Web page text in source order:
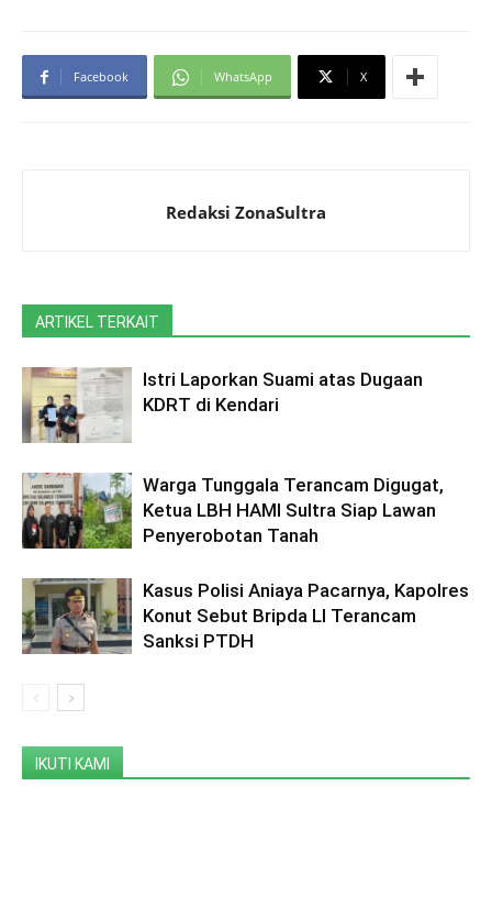
Facebook WhatsApp X
Redaksi ZonaSultra
ARTIKEL TERKAIT
Istri Laporkan Suami atas Dugaan
KDRT di Kendari
Warga Tunggala Terancam Digugat,
Ketua LBH HAMI Sultra Siap Lawan
Penyerobotan Tanah
Kasus Polisi Aniaya Pacarnya, Kapolres
Konut Sebut Bripda LI Terancam
Sanksi PTDH
IKUTI KAMI